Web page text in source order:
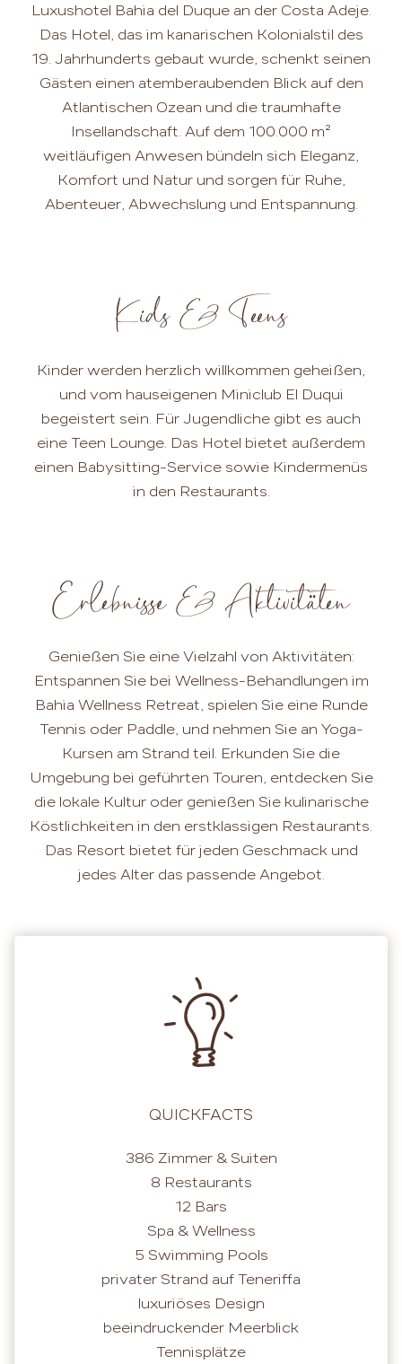
Luxushotel Bahia del Duque an der Costa Adeje.
Das Hotel, das im kanarischen Kolonialstil des
19. Jahrhunderts gebaut wurde, schenkt seinen
Gästen einen atemberaubenden Blick auf den
Atlantischen Ozean und die traumhafte
Insellandschaft. Auf dem 100.000 m²
weitläufigen Anwesen bündeln sich Eleganz,
Komfort und Natur und sorgen für Ruhe,
Abenteuer, Abwechslung und Entspannung.
Kids & Teens
Kinder werden herzlich willkommen geheißen,
und vom hauseigenen Miniclub El Duqui
begeistert sein. Für Jugendliche gibt es auch
eine Teen Lounge. Das Hotel bietet außerdem
einen Babysitting-Service sowie Kindermenüs
in den Restaurants.
Erlebnisse & Aktivitäten
Genießen Sie eine Vielzahl von Aktivitäten:
Entspannen Sie bei Wellness-Behandlungen im
Bahia Wellness Retreat, spielen Sie eine Runde
Tennis oder Paddle, und nehmen Sie an Yoga-
Kursen am Strand teil. Erkunden Sie die
Umgebung bei geführten Touren, entdecken Sie
die lokale Kultur oder genießen Sie kulinarische
Köstlichkeiten in den erstklassigen Restaurants.
Das Resort bietet für jeden Geschmack und
jedes Alter das passende Angebot.
QUICKFACTS
386 Zimmer & Suiten
8 Restaurants
12 Bars
Spa & Wellness
5 Swimming Pools
privater Strand auf Teneriffa
luxuriöses Design
beeindruckender Meerblick
Tennisplätze